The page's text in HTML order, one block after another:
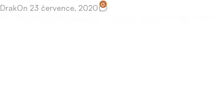
On 23 července, 2020 0